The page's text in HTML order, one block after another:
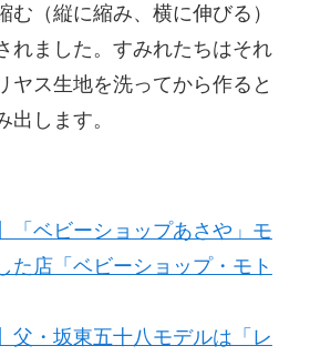
む（縦に縮み、横に伸びる）
れました。すみれたちはそれ
ヤス生地を洗ってから作ると
出します。
「ベビーショップあさや」モ
た店「ベビーショップ・モト
父・坂東五十八モデルは「レ